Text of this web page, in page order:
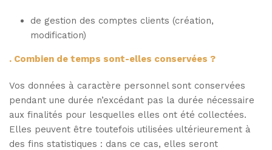
de gestion des comptes clients (création,
modification)
. Combien de temps sont-elles conservées ?
Vos données à caractère personnel sont conservées
pendant une durée n’excédant pas la durée nécessaire
aux finalités pour lesquelles elles ont été collectées.
Elles peuvent être toutefois utilisées ultérieurement à
des fins statistiques : dans ce cas, elles seront